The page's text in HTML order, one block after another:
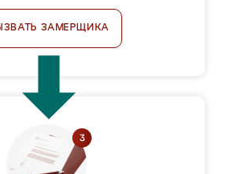
ЗАМЕРЩИКА